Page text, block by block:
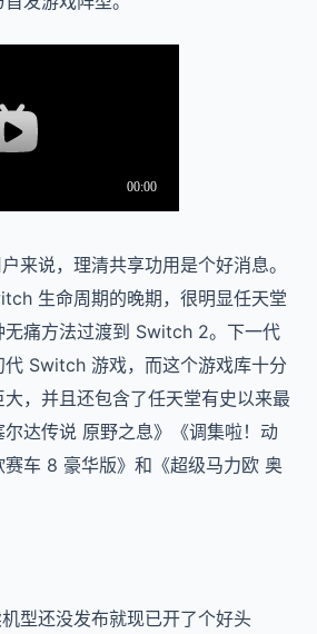
来说，理清共享功用是个好消息。
生命周期的晚期，很明显任天堂
无痛方法过渡到 Switch 2。下一代
Switch 游戏，而这个游戏库十分
，并且还包含了任天堂有史以来最
达传说 原野之息》《调集啦！动
车 8 豪华版》和《超级马力欧 奥
型还没发布就现已开了个好头